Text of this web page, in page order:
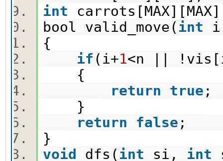
int
bool valid_move( int
{
if (i+1<n ||
{
return
true
}
return
false ;
}
void dfs( int si, int